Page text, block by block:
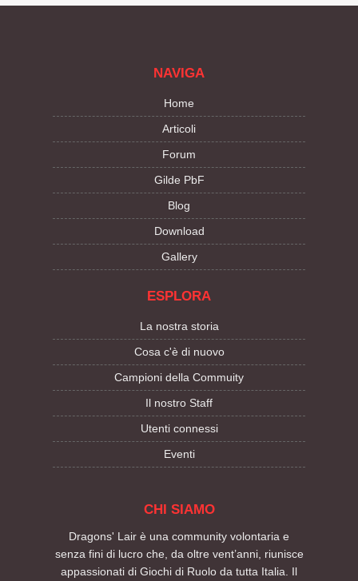
NAVIGA
Home
Articoli
Forum
Gilde PbF
Blog
Download
Gallery
ESPLORA
La nostra storia
Cosa c'è di nuovo
Campioni della Commuity
Il nostro Staff
Utenti connessi
Eventi
CHI SIAMO
Dragons' Lair è una community volontaria e
senza fini di lucro che, da oltre vent’anni, riunisce
appassionati di Giochi di Ruolo da tutta Italia. Il